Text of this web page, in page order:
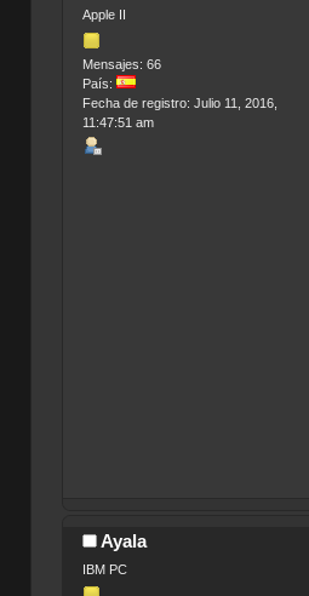
Apple II
Mensajes: 66
País:
Fecha de registro: Julio 11, 2016,
11:47:51 am
Ayala
IBM PC